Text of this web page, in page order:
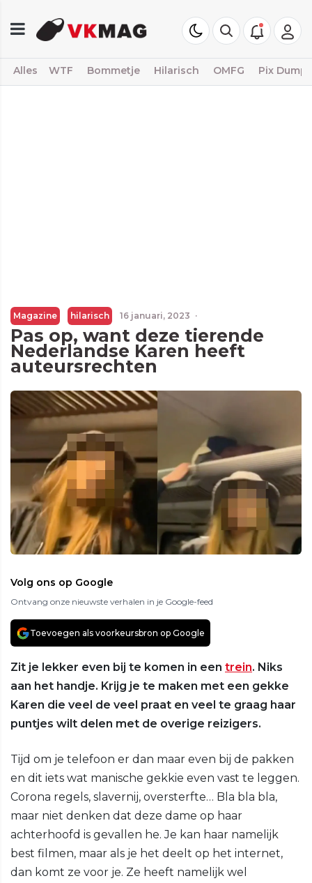
Alles WTF Bommetje Hilarisch OMFG Pix Dump
Magazine hilarisch 16 januari, 2023 ·
Pas op, want deze tierende
Nederlandse Karen heeft
auteursrechten
Volg ons op Google
Ontvang onze nieuwste verhalen in je Google-feed
Toevoegen als voorkeursbron op Google
Zit je lekker even bij te komen in een trein. Niks
aan het handje. Krijg je te maken met een gekke
Karen die veel de veel praat en veel te graag haar
puntjes wilt delen met de overige reizigers.
Tijd om je telefoon er dan maar even bij de pakken
en dit iets wat manische gekkie even vast te leggen.
Corona regels, slavernij, oversterfte… Bla bla bla,
maar niet denken dat deze dame op haar
achterhoofd is gevallen he. Je kan haar namelijk
best filmen, maar als je het deelt op het internet,
dan komt ze voor je. Ze heeft namelijk wel